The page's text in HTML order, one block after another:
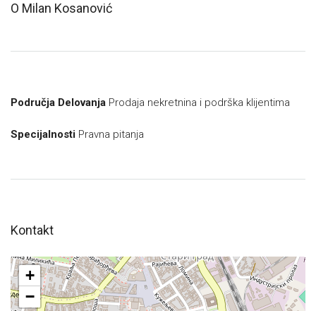
O Milan Kosanović
Područja Delovanja Prodaja nekretnina i podrška klijentima
Specijalnosti Pravna pitanja
Kontakt
+
−